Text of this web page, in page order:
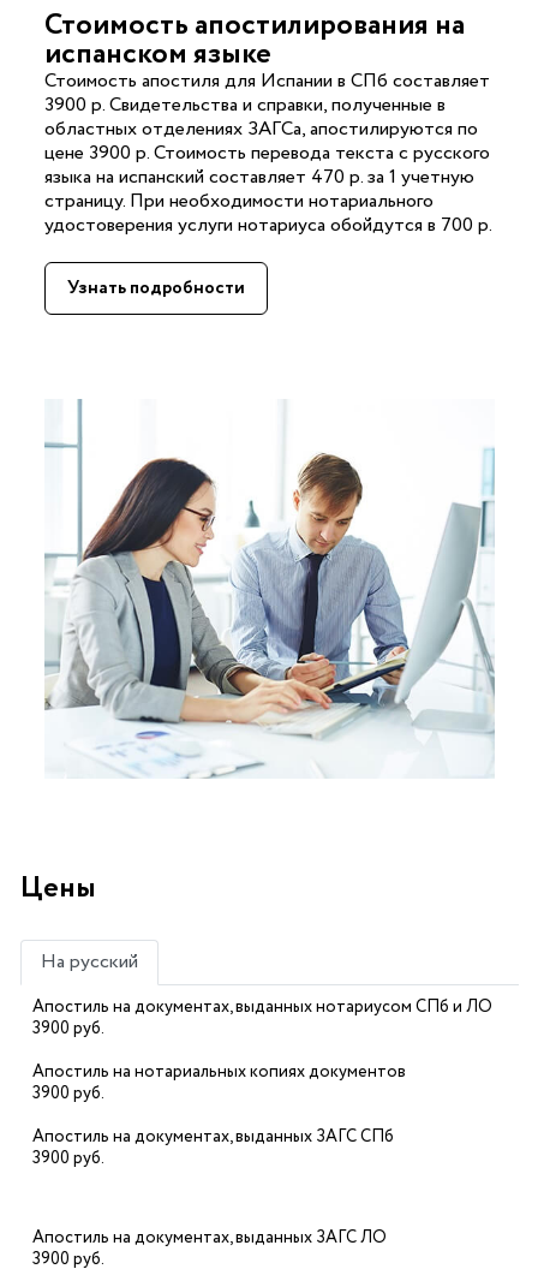
Стоимость апостилирования на
испанском языке
Стоимость апостиля для Испании в СПб составляет
3900 р. Свидетельства и справки, полученные в
областных отделениях ЗАГСа, апостилируются по
цене 3900 р. Стоимость перевода текста с русского
языка на испанский составляет 470 р. за 1 учетную
страницу. При необходимости нотариального
удостоверения услуги нотариуса обойдутся в 700 р.
Узнать подробности
Цены
На русский
Апостиль на документах, выданных нотариусом СПб и ЛО
3900 руб.
Апостиль на нотариальных копиях документов
3900 руб.
Апостиль на документах, выданных ЗАГС СПб
3900 руб.
Апостиль на документах, выданных ЗАГС ЛО
3900 руб.